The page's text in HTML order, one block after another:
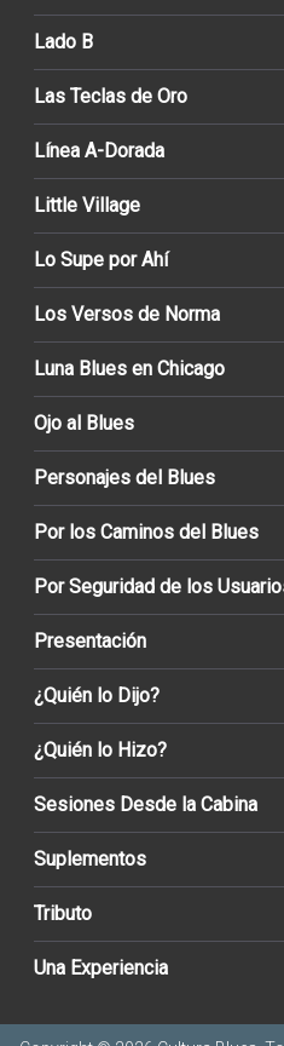
Lado B
Las Teclas de Oro
Línea A-Dorada
Little Village
Lo Supe por Ahí
Los Versos de Norma
Luna Blues en Chicago
Ojo al Blues
Personajes del Blues
Por los Caminos del Blues
Por Seguridad de los
Presentación
¿Quién lo Dijo?
¿Quién lo Hizo?
Sesiones Desde la Cabina
Suplementos
Tributo
Una Experiencia